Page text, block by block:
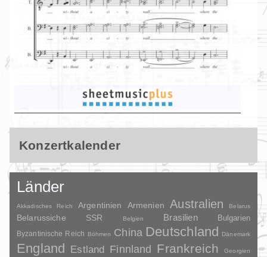
Konzertkalender
Länder
Akkadisches Reich Argentinien Armenien Australien Belarus
Belarussiche SSR Belgien Brasilien Bulgarien
Byzantinische Reich Böhmen China Deutschland Dänemark
England Estland Finnland Frankreich
Georgien